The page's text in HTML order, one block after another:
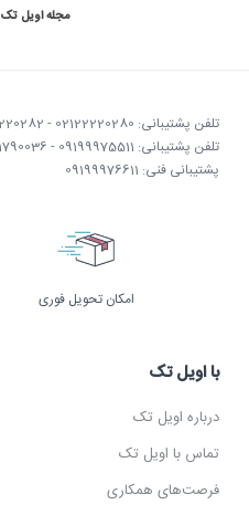
مجله اویل تک
تلفن پشتیبانی: 02122220280 - 02122220282
تلفن پشتیبانی: 09199975511 - 09101790036
پشتیبانی فنی: 09199976611
امکان تحویل فوری
با اویل تک
درباره اویل تک
تماس با اویل تک
فرصت‌های همکاری